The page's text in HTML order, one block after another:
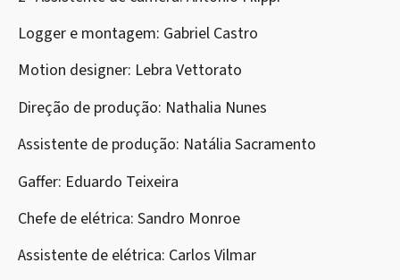
Logger e montagem: Gabriel Castro
Motion designer: Lebra Vettorato
Direção de produção: Nathalia Nunes
Assistente de produção: Natália Sacramento
Gaffer: Eduardo Teixeira
Chefe de elétrica: Sandro Monroe
Assistente de elétrica: Carlos Vilmar